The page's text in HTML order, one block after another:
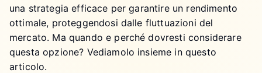
una strategia efficace per garantire un rendimento
ottimale, proteggendosi dalle fluttuazioni del
mercato. Ma quando e perché dovresti considerare
questa opzione? Vediamolo insieme in questo
articolo.